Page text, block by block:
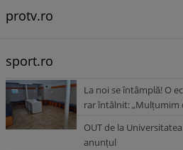
protv.ro
sport.ro
La noi se întâmplă! O
rar întâlnit: „Mulțumim
OUT de la
anunțul